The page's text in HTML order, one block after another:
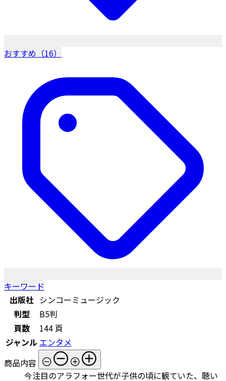
おすすめ（16）
キーワード
出版社 シンコーミュージック
判型
B5判
頁数
144 頁
ジャンル エンタメ
商品内容
今注目のアラフォー世代が子供の頃に観ていた、聴い